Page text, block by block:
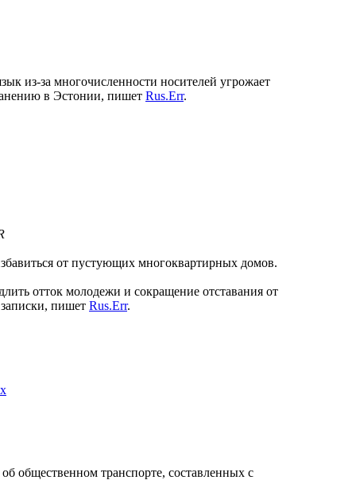
из-за многочисленности носителей угрожает
в Эстонии, пишет Rus.Err.
от пустующих многоквартирных домов.
отток молодежи и сокращение отставания от
пишет Rus.Err.
общественном транспорте, составленных с